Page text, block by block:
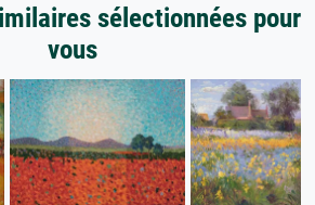
sélectionnées pour
vous